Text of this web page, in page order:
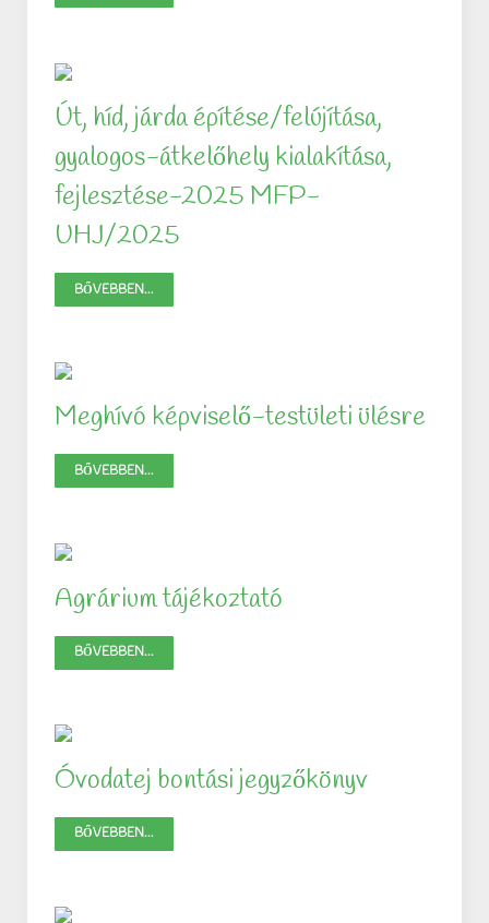
Út, híd, járda építése/felújítása,
gyalogos-átkelőhely kialakítása,
fejlesztése-2025 MFP-
UHJ/2025
BŐVEBBEN...
Meghívó képviselő-testületi ülésre
BŐVEBBEN...
Agrárium tájékoztató
BŐVEBBEN...
Óvodatej bontási jegyzőkönyv
BŐVEBBEN...